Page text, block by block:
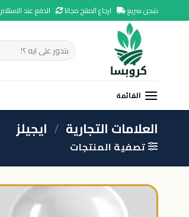
to
شحن سريع ارجاع المنتج مجانا الدفع عند الاستلام
البحث
عن:
القائمة
العلامات التجارية / ايجيلز
تصفية المنتجات